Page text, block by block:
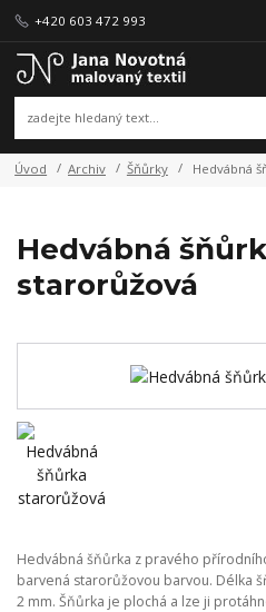
+420 603 472 993
Úvod Archiv Šňůrky Hedvábná
Hedvábná
starorůžová
Hedvábná šňůrka z pravého
barvená starorůžovou barvou. Délka
2 mm. Šňůrka je plochá a lze ji